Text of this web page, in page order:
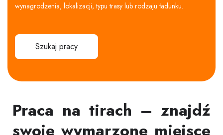
wynagrodzenia, lokalizacji, typu trasy lub rodzaju ładunku.
Szukaj pracy
Praca na tirach – znajdź